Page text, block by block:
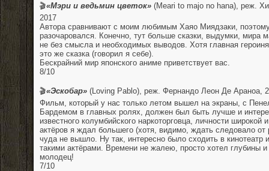
🎬«Мэри и ведьмин цветок» (Meari to majo no hana), реж.
2017
Автора сравнивают с моим любимым Хаяо Миядзаки,
разочаровался. Конечно, тут больше сказки, выдумки, мира
не без смысла и необходимых выводов. Хотя главная
это же сказка (говорил я себе).
Бескрайний мир японского аниме приветствует вас.
8/10
🎬«Эскобар» (Loving Pablo), реж. Фернандо Леон Де Араноа,
Фильм, который у нас только летом вышел на экраны, с
Бардемом в главных ролях, должен был быть лучше и
известного колумбийского наркоторговца, личности широкой
актёров я ждал большего (хотя, видимо, ждать следовало
чуда не вышло. Ну так, интересно было сходить в кинотеатр
такими актёрами. Времени не жалею, просто хотел глубины
молодец!
7/10